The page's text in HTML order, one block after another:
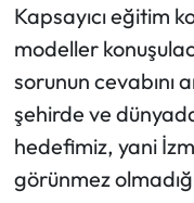
Kapsayıcı eğitim
modeller
sorunun cevabını
şehirde ve
hedefimiz, yani
görünmez